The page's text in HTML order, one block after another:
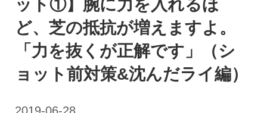
ット①】腕に力を入れるほ
ど、芝の抵抗が増えますよ。
「力を抜くが正解です」（シ
ョット前対策&沈んだライ編）